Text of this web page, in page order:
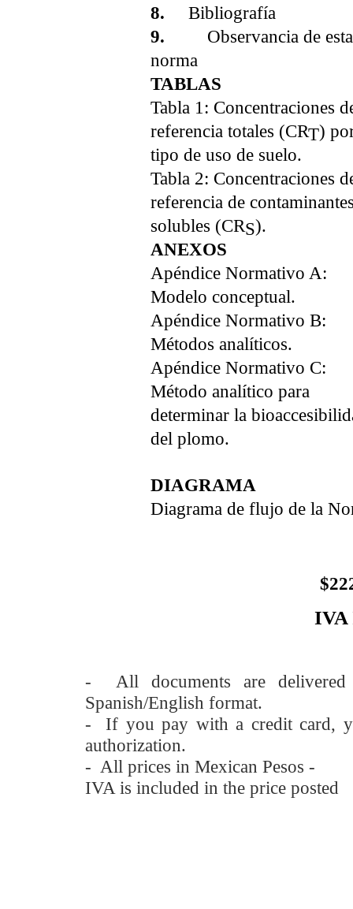
8. Bibliografía
9. Observancia de esta
norma
TABLAS
Tabla 1: Concentraciones
referencia totales (CRT)
tipo de uso de suelo.
Tabla 2: Concentraciones
referencia de
solubles (CRS).
ANEXOS
Apéndice Normativo
Modelo conceptual.
Apéndice Normativo
Métodos analíticos.
Apéndice Normativo
Método analítico para
determinar la
del plomo.
DIAGRAMA
Diagrama de flujo de la
IVA
- All documents are
Spanish/English format.
- If you pay with a credit card,
authorization.
- All prices in Mexican Pesos -
IVA is included in the price posted